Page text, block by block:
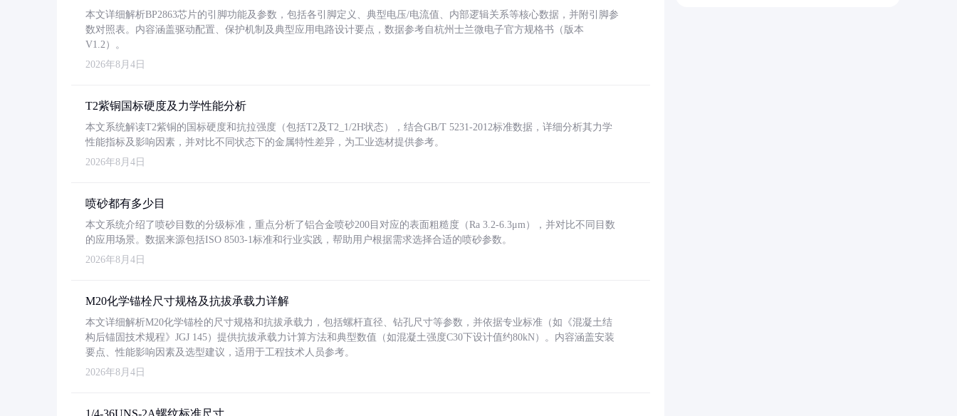
本文详细解析BP2863芯片的引脚功能及参数，包括各引脚定义、典型电压/电流值、内部逻辑关系等核心数据，并附引脚参
数对照表。内容涵盖驱动配置、保护机制及典型应用电路设计要点，数据参考自杭州士兰微电子官方规格书（版本
V1.2）。
2026年8月4日
T2紫铜国标硬度及力学性能分析
本文系统解读T2紫铜的国标硬度和抗拉强度（包括T2及T2_1/2H状态），结合GB/T 5231-2012标准数据，详细分析其力学
性能指标及影响因素，并对比不同状态下的金属特性差异，为工业选材提供参考。
2026年8月4日
喷砂都有多少目
本文系统介绍了喷砂目数的分级标准，重点分析了铝合金喷砂200目对应的表面粗糙度（Ra 3.2-6.3μm），并对比不同目数
的应用场景。数据来源包括ISO 8503-1标准和行业实践，帮助用户根据需求选择合适的喷砂参数。
2026年8月4日
M20化学锚栓尺寸规格及抗拔承载力详解
本文详细解析M20化学锚栓的尺寸规格和抗拔承载力，包括螺杆直径、钻孔尺寸等参数，并依据专业标准（如《混凝土结
构后锚固技术规程》JGJ 145）提供抗拔承载力计算方法和典型数值（如混凝土强度C30下设计值约80kN）。内容涵盖安装
要点、性能影响因素及选型建议，适用于工程技术人员参考。
2026年8月4日
1/4-36UNS-2A螺纹标准尺寸